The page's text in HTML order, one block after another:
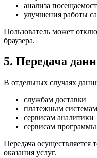
анализа
улучшения работы
Пользователь может
браузера.
5. Передача
В отдельных случаях
службам доставки
платежным системам
сервисам аналитики
сервисам
Передача осуществляется
оказания услуг.